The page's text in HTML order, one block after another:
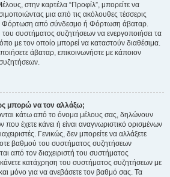
στην καρτέλα “Προφίλ”, μπορείτε να
μια από τις ακόλουθες τέσσερις
Φόρτωση από σύνδεσμο ή Φόρτωση άβαταρ.
του συστήματος συζητήσεων να ενεργοποιήσει τα
με τον οποίο μπορεί να καταστούν διαθέσιμα.
άβαταρ, επικοινωνήστε με κάποιον
μπορώ να τον αλλάξω;
κάτω από το όνομα μέλους σας, δηλώνουν
έχετε κάνει ή είναι αναγνωριστικό ορισμένων
Γενικώς, δεν μπορείτε να αλλάξετε
βαθμού του συστήματος συζητήσεων
από τον διαχειριστή του συστήματος
κατάχρηση του συστήματος συζητήσεων με
μόνο για να ανεβάσετε τον βαθμό σας. Τα